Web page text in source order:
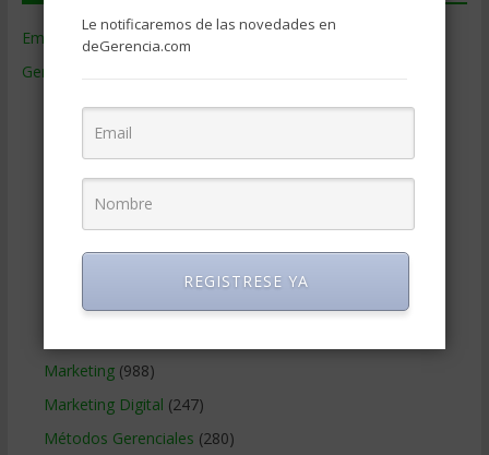
Empresas de Gerencia
Gerencia
Contabilidad(466)
Estrategia Empresarial
Finanzas Corporativas(748)
Gobierno Corporativo
Marketing(988)
Marketing Digital (247)
Métodos Gerenciales (280)
Le notificaremos de las novedades en
deGerencia.com
REGISTRESE YA